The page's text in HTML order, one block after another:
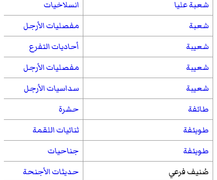
شعبة عليا
انسلاخيات
شعبة
مفصليات الأرجل
شعيبة
أحاديات التفرع
شعيبة
مفصليات الأرجل
شعيبة
سداسيات الأرجل
طائفة
حشرة
طويئفة
ثنائيات اللقمة
طويئفة
جناحيات
صُنيف فرعي
حديثات الأجنحة